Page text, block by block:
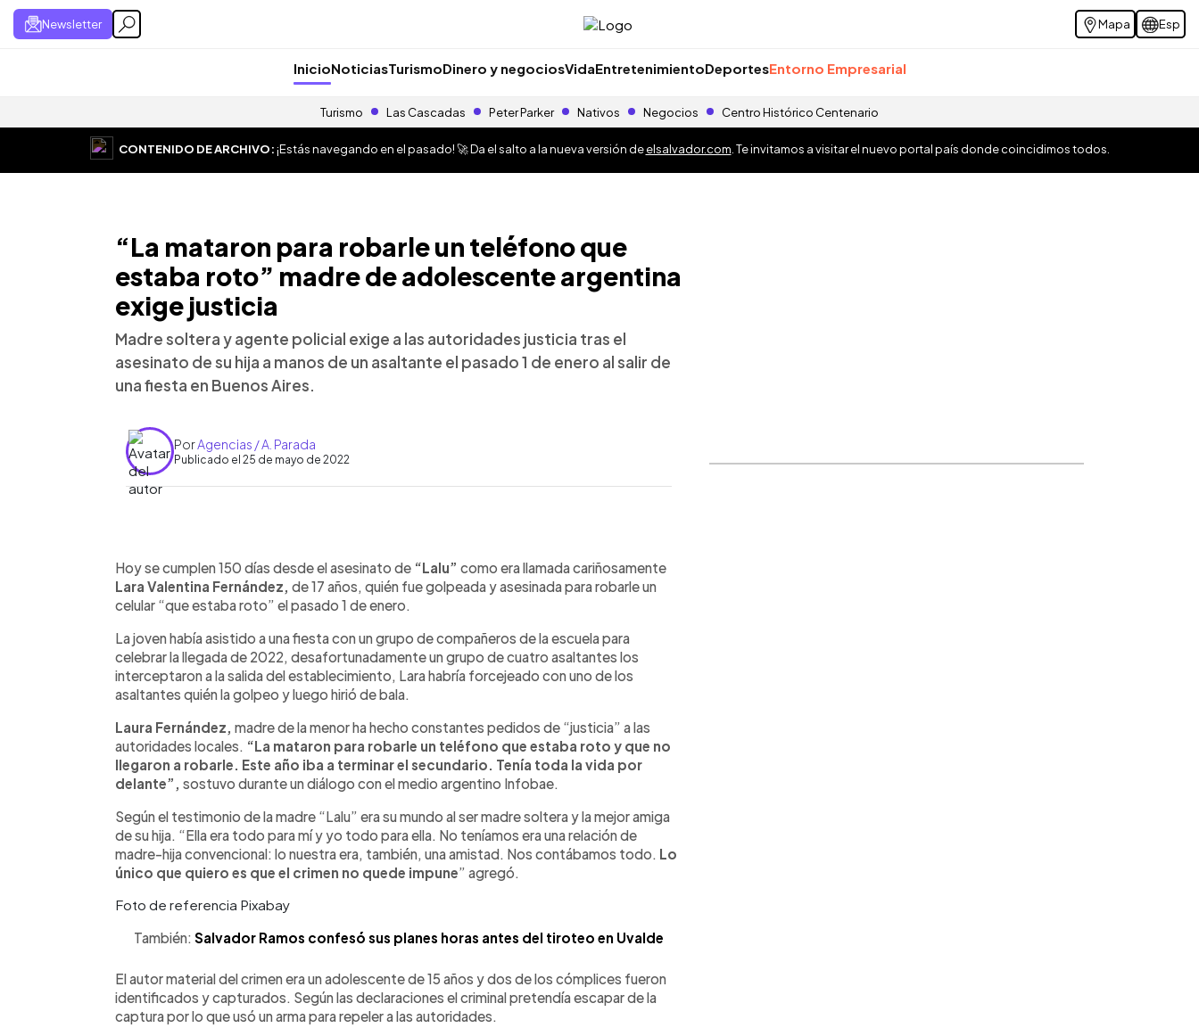
Newsletter Mapa Esp
InicioNoticiasTurismoDinero y negociosVidaEntretenimientoDeportesEntorno Empresarial
Turismo Las Cascadas Peter Parker Nativos Negocios Centro Histórico Centenario
CONTENIDO DE ARCHIVO:¡Estás navegando en el pasado! 🚀 Da el salto a la nueva versión deelsalvador.com . Te invitamos a visitar el nuevo portal país donde coincidimos todos.
“La mataron para robarle un teléfono que
estaba roto” madre de adolescente argentina
exige justicia
Madre soltera y agente policial exige a las autoridades justicia tras el
asesinato de su hija a manos de un asaltante el pasado 1 de enero al salir de
una fiesta en Buenos Aires.
PorAgencias / A. Parada
Publicado el 25 de mayo de 2022
Escuchar artículo
Hoy se cumplen 150 días desde el asesinato de “Lalu” como era llamada cariñosamente
Lara Valentina Fernández, de 17 años, quién fue golpeada y asesinada para robarle un
celular “que estaba roto” el pasado 1 de enero.
La joven había asistido a una fiesta con un grupo de compañeros de la escuela para
celebrar la llegada de 2022, desafortunadamente un grupo de cuatro asaltantes los
interceptaron a la salida del establecimiento, Lara habría forcejeado con uno de los
asaltantes quién la golpeo y luego hirió de bala.
Laura Fernández, madre de la menor ha hecho constantes pedidos de “justicia” a las
autoridades locales. “La mataron para robarle un teléfono que estaba roto y que no
llegaron a robarle. Este año iba a terminar el secundario. Tenía toda la vida por
delante”, sostuvo durante un diálogo con el medio argentino Infobae.
Según el testimonio de la madre “Lalu” era su mundo al ser madre soltera y la mejor amiga
de su hija. “Ella era todo para mí y yo todo para ella. No teníamos era una relación de
madre-hija convencional: lo nuestra era, también, una amistad. Nos contábamos todo. Lo
único que quiero es que el crimen no quede impune” agregó.
Foto de referencia Pixabay
También: Salvador Ramos confesó sus planes horas antes del tiroteo en Uvalde
El autor material del crimen era un adolescente de 15 años y dos de los cómplices fueron
identificados y capturados. Según las declaraciones el criminal pretendía escapar de la
captura por lo que usó un arma para repeler a las autoridades.